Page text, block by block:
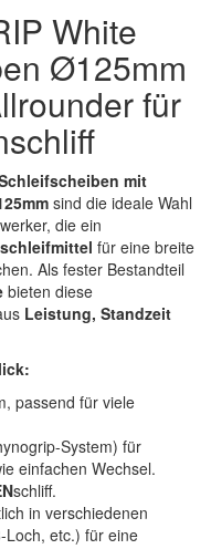
White
Ø125mm
für
mit
sind die ideale Wahl
die ein
für eine breite
Als fester Bestandteil
bieten diese
Leistung, Standzeit
passend für viele
System) für
einfachen Wechsel.
schliff.
in verschiedenen
Loch, etc.) für eine